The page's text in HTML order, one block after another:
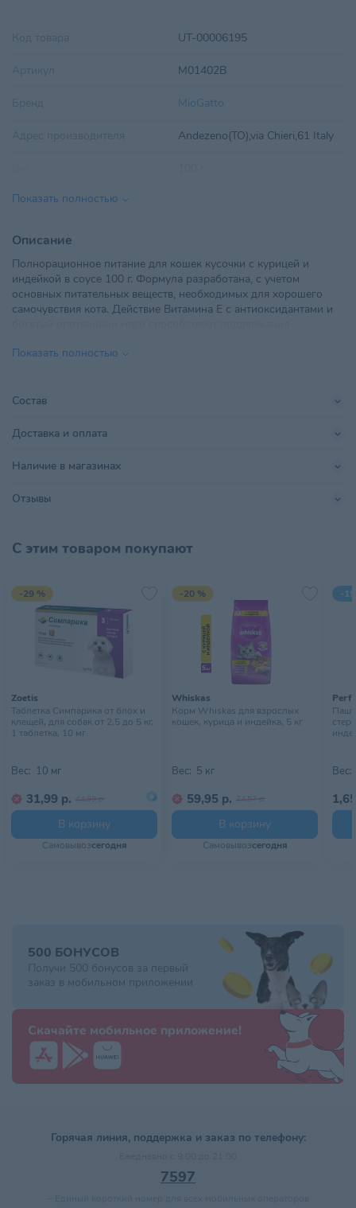
UT-00006195
M01402B
MioGatto
Andezeno(TO),via Chieri,61 Italy
Вид корма
Вкус
Возраст питомца Взрослые 1-6 лет,Пожилые 7+
ЧТУП "ТУЗИК", Минская
обл.,Смолевичский р-
Тип упаковки Пауч
Условия хранения
месте, недоступном для детей
Показать полностью
Описание
Полнорационное питание для кошек кусочки с курицей и
индейкой в соусе 100 г. Формула разработана, с учетом
основных питательных веществ, необходимых для хорошего
самочувствия кота. Действие Витамина Е с антиоксидантами и
Показать полностью
Состав
Доставка и оплата
Наличие в магазинах
Отзывы
С этим товаром покупают
-29 %
Zoetis
Таблетка Симпарика от блох и
клещей, для собак от 2,5 до 5 кг,
1 таблетка, 10 мг
Вес: 10 мг
31,99 р. 44,99 р.
В корзину
Самовывозсегодня
-20 %
Whiskas
Корм Whiskas для взрослых
кошек, курица и индейка, 5 кг
Вес: 5 кг
59,95 р. 74,57 р.
В корзину
Самовывозсегодня
-
Вес:
500 БОНУСОВ
Получи 500 бонусов за первый
заказ в мобильном приложении
Скачайте мобильное приложение!
Горячая линия, поддержка и заказ по телефону:
7597